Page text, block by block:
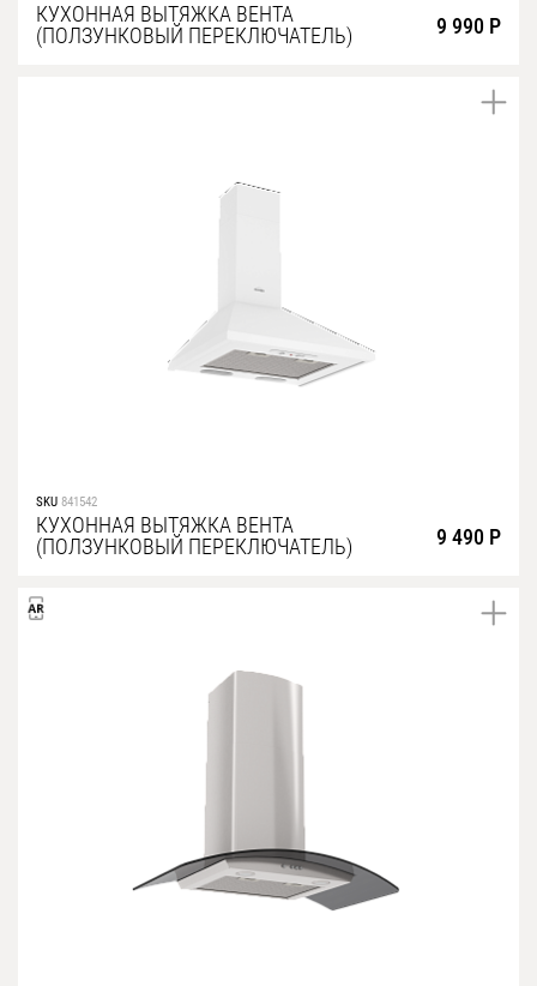
КУХОННАЯ ВЫТЯЖКА ВЕНТА
(ПОЛЗУНКОВЫЙ ПЕРЕКЛЮЧАТЕЛЬ)
9 990 Р
SKU 841542
КУХОННАЯ ВЫТЯЖКА ВЕНТА
(ПОЛЗУНКОВЫЙ ПЕРЕКЛЮЧАТЕЛЬ)
9 490 Р